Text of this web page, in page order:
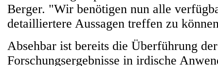
Berger. "Wir benötigen nun alle
detailliertere Aussagen treffen zu
Absehbar ist bereits die Überführung der
Forschungsergebnisse in irdische